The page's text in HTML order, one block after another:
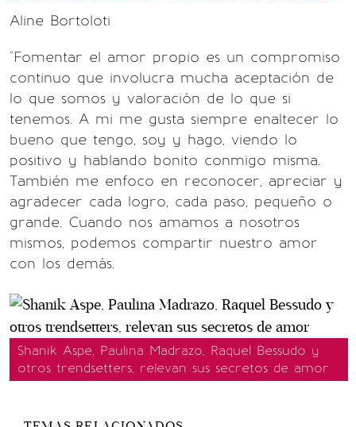
Aline Bortoloti
"Fomentar el amor propio es un compromiso
continuo que involucra mucha aceptación de
lo que somos y valoración de lo que si
tenemos. A mi me gusta siempre enaltecer lo
bueno que tengo, soy y hago, viendo lo
positivo y hablando bonito conmigo misma.
También me enfoco en reconocer, apreciar y
agradecer cada logro, cada paso, pequeño o
grande. Cuando nos amamos a nosotros
mismos, podemos compartir nuestro amor
con los demás.
Shanik Aspe, Paulina Madrazo, Raquel Bessudo y
otros trendsetters, relevan sus secretos de amor